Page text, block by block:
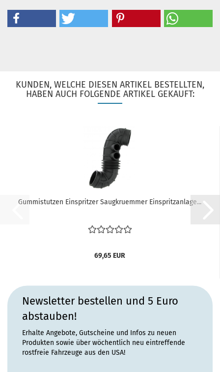
KUNDEN, WELCHE DIESEN ARTIKEL BESTELLTEN,
HABEN AUCH FOLGENDE ARTIKEL GEKAUFT:
Gummistutzen Einspritzer Saugkruemmer Einspritzanlage...
69,65 EUR
Newsletter bestellen und 5 Euro
abstauben!
Erhalte Angebote, Gutscheine und Infos zu neuen
Produkten sowie über wöchentlich neu eintreffende
rostfreie Fahrzeuge aus den USA!